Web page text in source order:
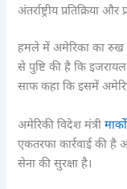
अंतर्राष्ट्रीय प्रतिक्रिया और
हमले में अमेरिका का रुख
से पुष्टि की है कि
साफ कहा कि इसमें
अमेरिकी विदेश मंत्री
एकतरफा कार्रवाई की है
सेना की सुरक्षा है।